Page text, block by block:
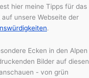
hier meine Tipps für das
unsere Webseite der
.
Ecken in den Alpen
Bilder auf diesen
- von grün